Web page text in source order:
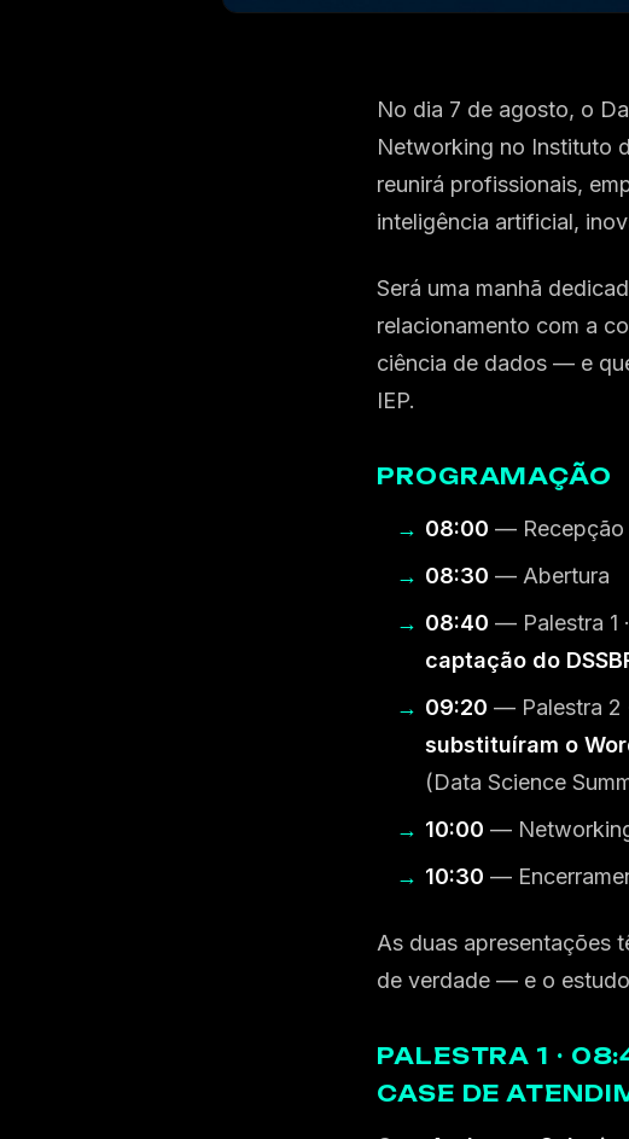
No dia 7 de agosto, o
Networking no Instituto
reunirá profissionais,
inteligência artificial,
Será uma manhã
relacionamento com a
ciência de dados — e
IEP.
PROGRAMAÇÃO
08:00 — Recepção
08:30 — Abertura
08:40 — Palestra 1 ·
captação do
09:20 — Palestra 2
substituíram o
(Data Science
10:00 —
10:30 —
As duas apresentações
de verdade — e o
PALESTRA 1 ·
CASE DE